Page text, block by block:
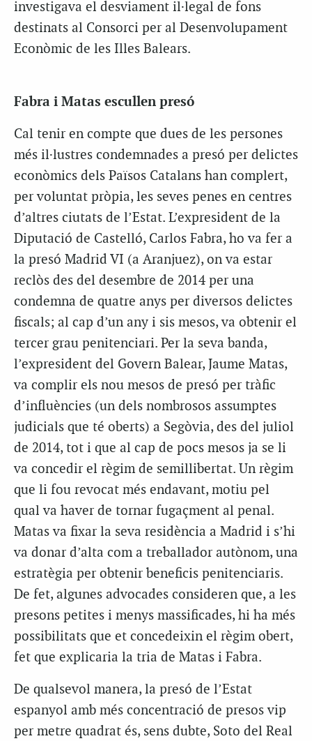
investigava el desviament il·legal de fons
destinats al Consorci per al Desenvolupament
Econòmic de les Illes Balears.
Fabra i Matas escullen presó
Cal tenir en compte que dues de les persones
més il·lustres condemnades a presó per delictes
econòmics dels Països Catalans han complert,
per voluntat pròpia, les seves penes en centres
d’altres ciutats de l’Estat. L’expresident de la
Diputació de Castelló, Carlos Fabra, ho va fer a
la presó Madrid VI (a Aranjuez), on va estar
reclòs des del desembre de 2014 per una
condemna de quatre anys per diversos delictes
fiscals; al cap d’un any i sis mesos, va obtenir el
tercer grau penitenciari. Per la seva banda,
l’expresident del Govern Balear, Jaume Matas,
va complir els nou mesos de presó per tràfic
d’influències (un dels nombrosos assumptes
judicials que té oberts) a Segòvia, des del juliol
de 2014, tot i que al cap de pocs mesos ja se li
va concedir el règim de semillibertat. Un règim
que li fou revocat més endavant, motiu pel
qual va haver de tornar fugaçment al penal.
Matas va fixar la seva residència a Madrid i s’hi
va donar d’alta com a treballador autònom, una
estratègia per obtenir beneficis penitenciaris.
De fet, algunes advocades consideren que, a les
presons petites i menys massificades, hi ha més
possibilitats que et concedeixin el règim obert,
fet que explicaria la tria de Matas i Fabra.
De qualsevol manera, la presó de l’Estat
espanyol amb més concentració de presos vip
per metre quadrat és, sens dubte, Soto del Real